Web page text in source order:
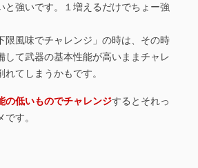
と強いです。１増えるだけでちょー強
限風味でチャレンジ」の時は、その時
して武器の基本性能が高いままチャレ
てしまうかもです。
の低いものでチャレンジするとそれっ
す。